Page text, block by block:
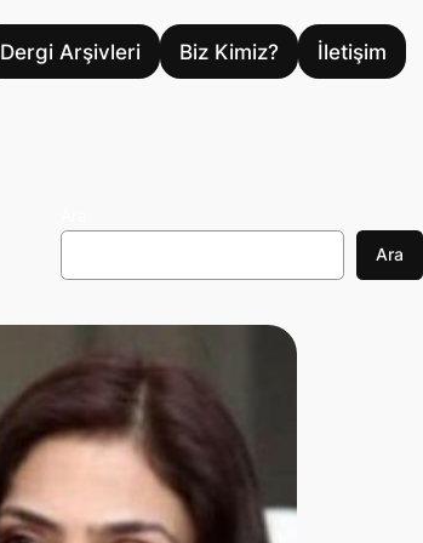
Dergi Arşivleri Biz Kimiz? İletişim
Ara